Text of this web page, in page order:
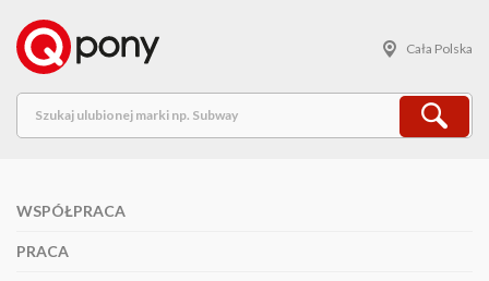
Cała Polska
WSPÓŁPRACA
PRACA